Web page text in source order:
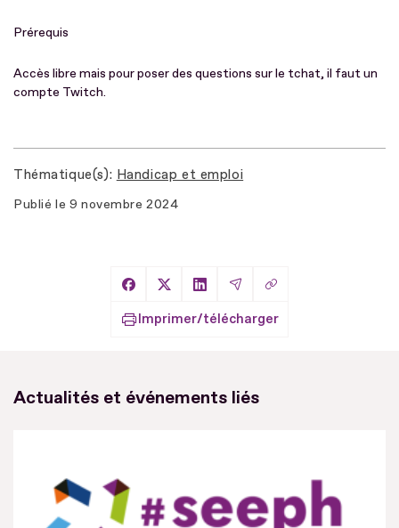
Prérequis
Accès libre mais pour poser des questions sur le tchat, il faut un
compte Twitch.
Thématique(s) Handicap et emploi
Publié le 9 novembre 2024
Partager sur Facebook
Partager sur X
Partager sur LinkedIn
Partager par Email
Copier le lien
Imprimer/télécharger
Actualités et événements liés